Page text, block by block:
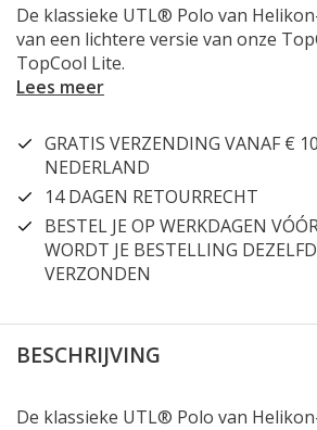
De klassieke UTL® Polo van
van een lichtere versie van onze
TopCool Lite.
Lees meer
GRATIS VERZENDING VANAF €
NEDERLAND
14 DAGEN RETOURRECHT
BESTEL JE OP WERKDAGEN
WORDT JE BESTELLING
VERZONDEN
BESCHRIJVING
De klassieke UTL® Polo van